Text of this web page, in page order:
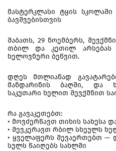
მასტერკლასი ტყის
ბავშვებისთვის
შაბათს, 29 ნოემბერს,
თბილ და კეთილ
ხელოვნური ბეწვით.
დღეს მთლიანად
მანდარინის ბაღში, და
საკუთარი ხელით შევქმნით
რა გავაკეთებთ:
• მოვძერწავთ თიხის სახესა
• შევკერავთ რბილ სხეულს
• ყველაფერს შევაერთებთ —
სულს წაიღებს სახლში